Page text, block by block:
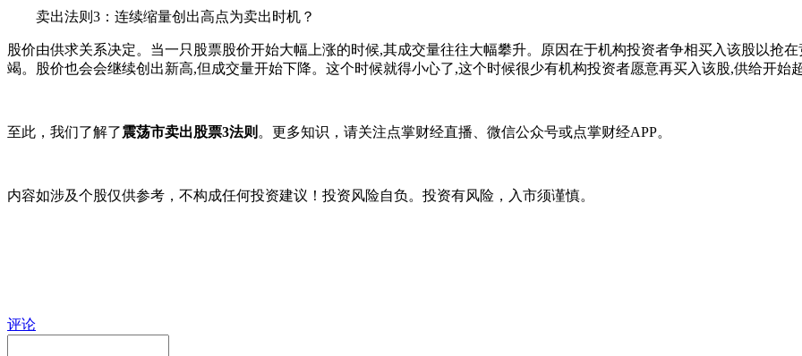
卖出法则3：连续缩量创出高点为卖出时机？
股价由供求关系决定。当一只股票股价开始大幅上涨的时候,其成交量往往大幅攀升。原因在于机构投资者争相买入该股以抢
竭。股价也会会继续创出新高,但成交量开始下降。这个时候就得小心了,这个时候很少有机构投资者愿意再买入该股,供给开始
至此，我们了解了震荡市卖出股票3法则 。更多知识，请关注点掌财经直播、微信公众号或点掌财经APP。
内容如涉及个股仅供参考，不构成任何投资建议！投资风险自负。投资有风险，入市须谨慎。
评论